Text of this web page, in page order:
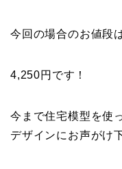
今回の場合のお値段
4,250円です！
今まで住宅模型を使
デザインにお声がけ